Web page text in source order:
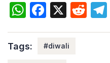
WhatsApp
X
Tags: #diwali